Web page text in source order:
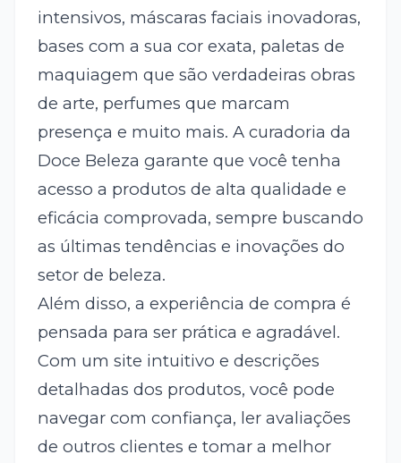
intensivos, máscaras faciais inovadoras,
bases com a sua cor exata, paletas de
maquiagem que são verdadeiras obras
de arte, perfumes que marcam
presença e muito mais. A curadoria da
Doce Beleza garante que você tenha
acesso a produtos de alta qualidade e
eficácia comprovada, sempre buscando
as últimas tendências e inovações do
setor de beleza.
Além disso, a experiência de compra é
pensada para ser prática e agradável.
Com um site intuitivo e descrições
detalhadas dos produtos, você pode
navegar com confiança, ler avaliações
de outros clientes e tomar a melhor